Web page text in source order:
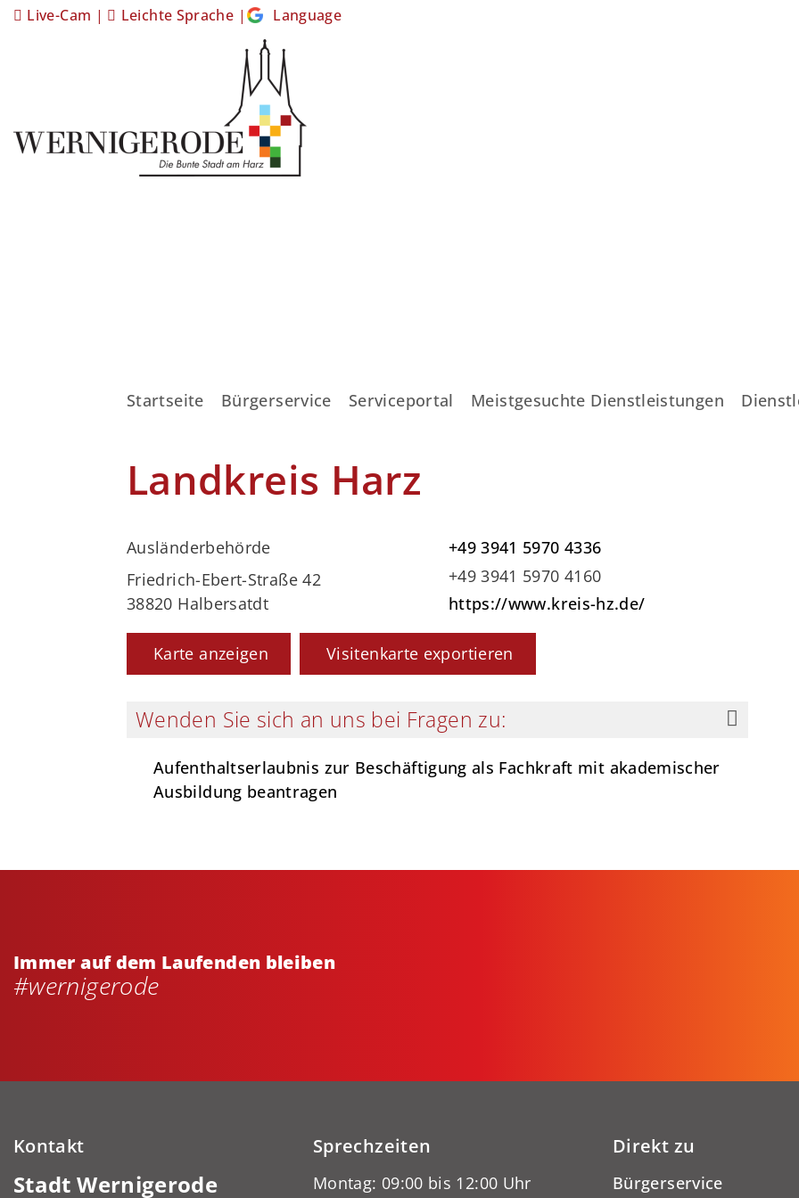
Live-Cam | Leichte Sprache | Language
Startseite Bürgerservice Serviceportal Meistgesuchte Dienstleistungen
Landkreis Harz
Ausländerbehörde
Friedrich-Ebert-Straße 42
38820 Halbersatdt
+49 3941 5970 4336
+49 3941 5970 4160
https://www.kreis-hz.de/
Karte anzeigen Visitenkarte exportieren
Wenden Sie sich an uns bei Fragen zu:
Aufenthaltserlaubnis zur Beschäftigung als Fachkraft mit akademischer
Ausbildung beantragen
Immer auf dem Laufenden bleiben
#wernigerode
Kontakt
Stadt Wernigerode
Sprechzeiten
Montag: 09:00 bis 12:00 Uhr
Direkt zu
Bürgerservice